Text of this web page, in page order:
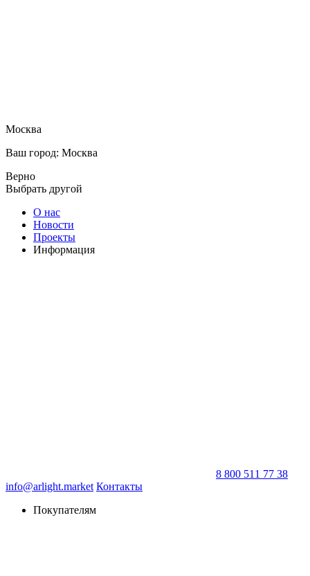
Москва
Ваш город: Москва
Верно
Выбрать другой
О нас
Новости
Проекты
Информация
8 800 511 77 38
info@arlight.market Контакты
Покупателям